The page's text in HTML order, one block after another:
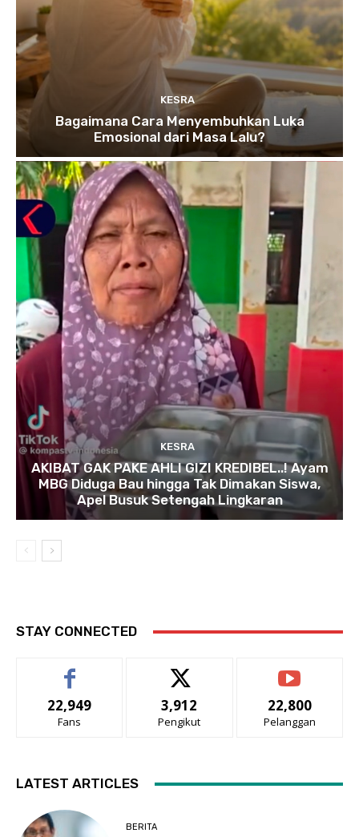
KESRA
Bagaimana Cara Menyembuhkan Luka
Emosional dari Masa Lalu?
KESRA
AKIBAT GAK PAKE AHLI GIZI KREDIBEL..! Ayam
MBG Diduga Bau hingga Tak Dimakan Siswa,
Apel Busuk Setengah Lingkaran
STAY CONNECTED
22,949
Fans
3,912
Pengikut
22,800
Pelanggan
LATEST ARTICLES
BERITA